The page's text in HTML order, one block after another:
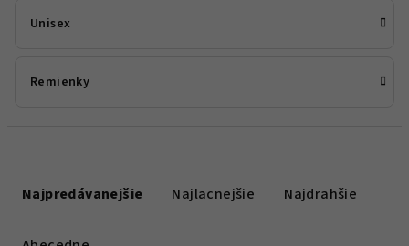
Unisex
Remienky
Najpredávanejšie Najlacnejšie Najdrahšie